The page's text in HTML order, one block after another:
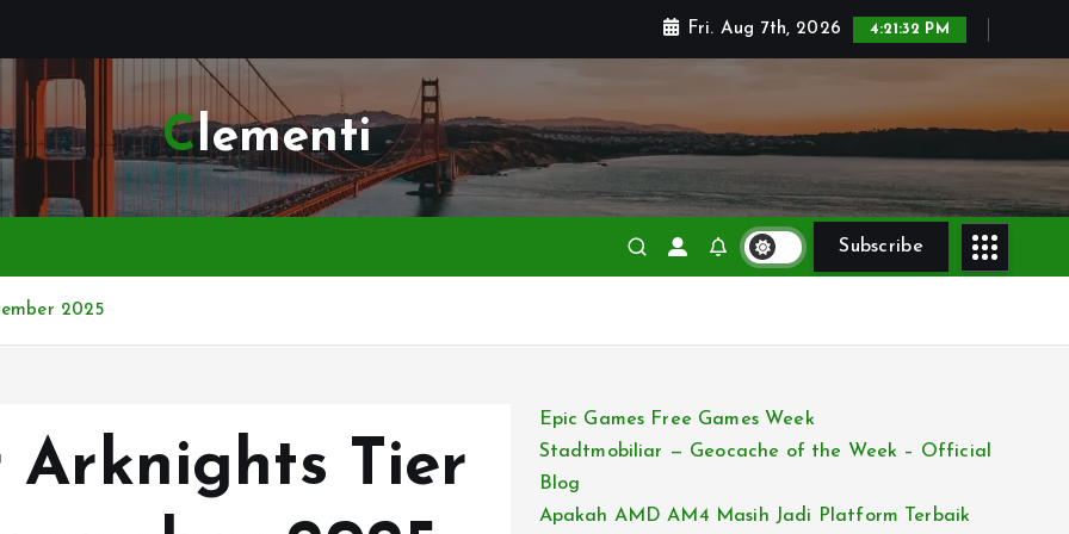
Fri. Aug 7th, 2026 4:21:33 PM
Clementi
Subscribe
2025
Arknights Tier
Epic Games Free Games Week
Stadtmobiliar — Geocache of the Week – Official
Blog
Apakah AMD AM4 Masih Jadi Platform Terbaik